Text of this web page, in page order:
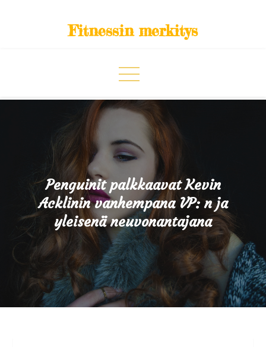
Fitnessin merkitys
Penguinit palkkaavat Kevin
Acklinin vanhempana VP: n ja
yleisenä neuvonantajana